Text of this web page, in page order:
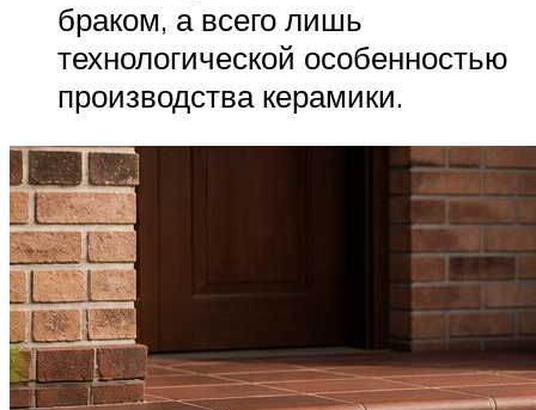
браком, а всего лишь
технологической особенностью
производства керамики.